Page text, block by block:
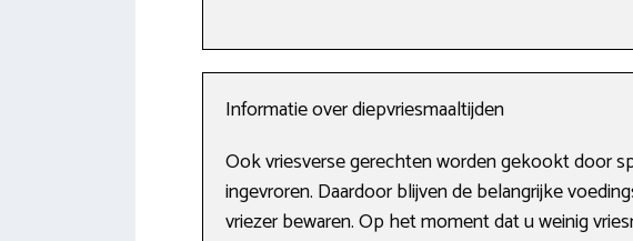
Informatie over diepvriesmaaltijden
Ook vriesverse gerechten worden gekookt door
ingevroren. Daardoor blijven de belangrijke
vriezer bewaren. Op het moment dat u weinig